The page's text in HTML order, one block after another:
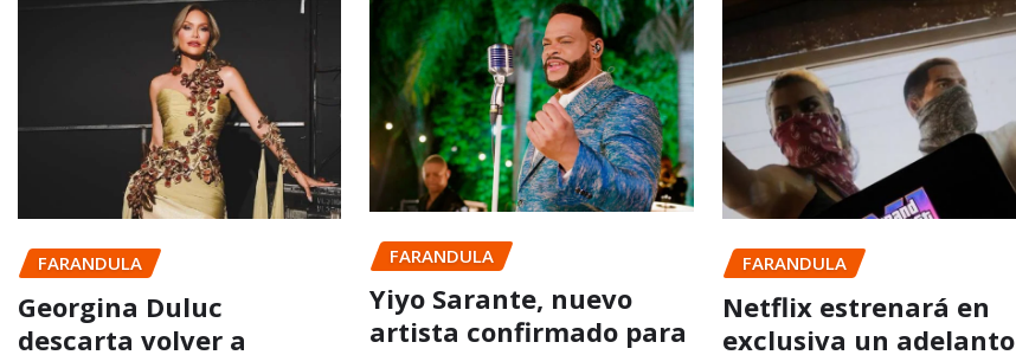
FARANDULA
Georgina Duluc
descarta volver a
FARANDULA
Yiyo Sarante, nuevo
artista confirmado para
FARANDULA
Netflix estrenará en
exclusiva un adelanto